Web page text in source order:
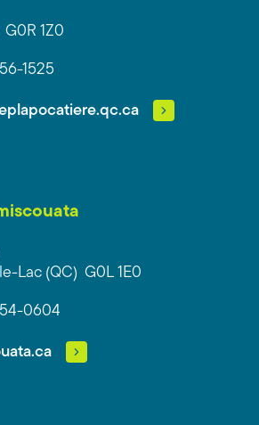
1Z0
1525
Lac (QC) G0L 1E0
0604